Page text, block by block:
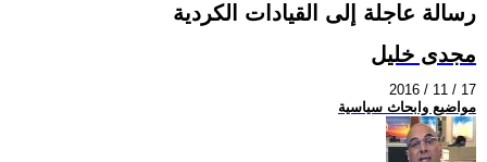
رسالة عاجلة إلى القيادات الكردية
مجدى خليل
2016 / 11 / 17
مواضيع وابحاث سياسية